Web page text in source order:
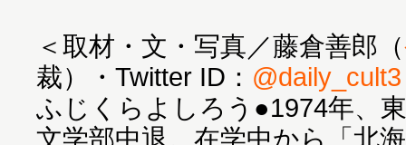
＜取材・文・写真／藤倉善郎（
裁）・Twitter ID： @daily_cult3
ふじくらよしろう●1974年、
文学部中退。在学中から「北